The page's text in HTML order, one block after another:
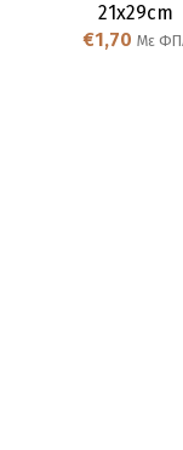
21x29cm
€1,70 Με